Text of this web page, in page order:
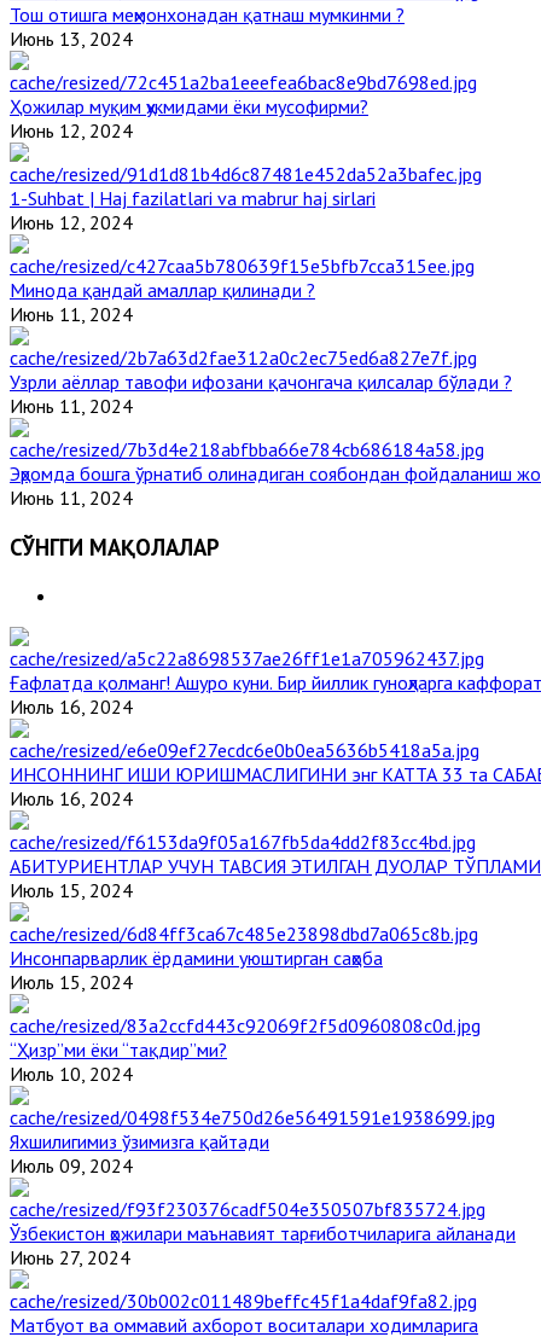
Тош отишга меҳмонхонадан қатнаш мумкинми ?
Июнь 13, 2024
Ҳожилар муқим ҳукмидами ёки мусофирми?
Июнь 12, 2024
1-Suhbat | Haj fazilatlari va mabrur haj sirlari
Июнь 12, 2024
Минода қандай амаллар қилинади ?
Июнь 11, 2024
Узрли аёллар тавофи ифозани қачонгача қилсалар бўлади ?
Июнь 11, 2024
Эҳромда бошга ўрнатиб олинадиган соябондан фойдаланиш
Июнь 11, 2024
СЎНГГИ МАҚОЛАЛАР
Ғафлатда қолманг! Ашуро куни. Бир йиллик гуноҳларга
Июль 16, 2024
ИНСОННИНГ ИШИ ЮРИШМАСЛИГИНИ энг КАТТА 33 та
Июль 16, 2024
АБИТУРИЕНТЛАР УЧУН ТАВСИЯ ЭТИЛГАН ДУОЛАР ТЎПЛАМИ
Июль 15, 2024
Инсонпарварлик ёрдамини уюштирган саҳоба
Июль 15, 2024
“Ҳизр”ми ёки “тақдир”ми?
Июль 10, 2024
Яхшилигимиз ўзимизга қайтади
Июль 09, 2024
Ўзбекистон ҳожилари маънавият тарғиботчиларига айланади
Июнь 27, 2024
Матбуот ва оммавий ахборот воситалари ходимларига